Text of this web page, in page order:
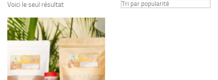
Voici le seul résultat